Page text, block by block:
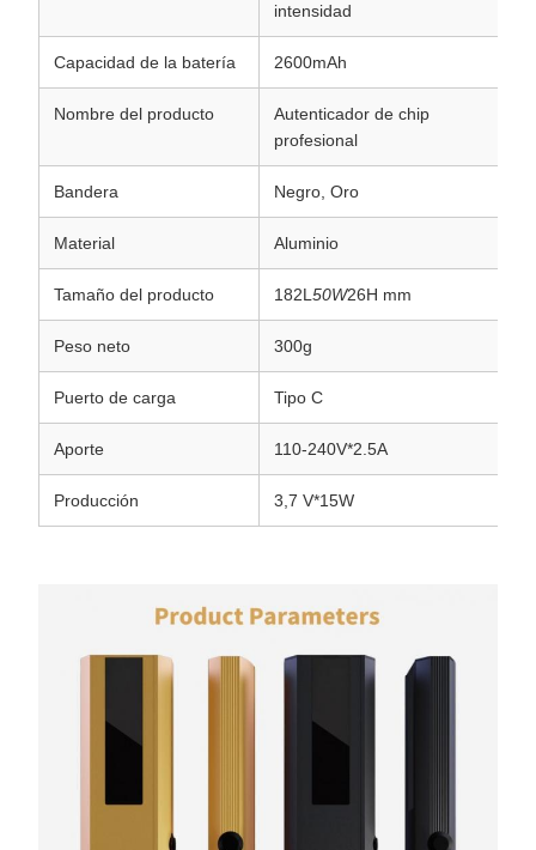
intensidad
Capacidad de la batería 2600mAh
Nombre del producto
Autenticador de chip
profesional
Bandera Negro, Oro
Material Aluminio
Tamaño del producto 182L 50W26H mm
Peso neto 300g
Puerto de carga Tipo C
Aporte 110-240V*2.5A
Producción 3,7 V*15W